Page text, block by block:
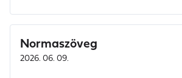
Normaszöveg
2026. 06. 09.